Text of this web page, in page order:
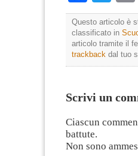
Questo articolo è
classificato in
articolo tramite il
trackback dal tuo
Scrivi un
Ciascun
battute.
Non sono